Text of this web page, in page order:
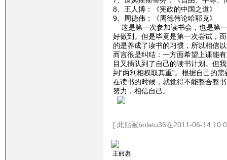
8、王人博：《宪政的中国之道》
9、周德伟：《周德伟论哈耶克》
这是第一次参加读书会，也是第
好做到。但是毕竟是第一次尝试，
的是养成了读书的习惯，所以相信
而言很是纠结：一方面希望上课能
目又插队到了自己的读书计划。但
到“两利相权取其重”。根据自己的
在读书的时候，就觉得不能整合整
努力，相信自己。
[ 此贴被bolatu36在2011-06-14
王丽惠